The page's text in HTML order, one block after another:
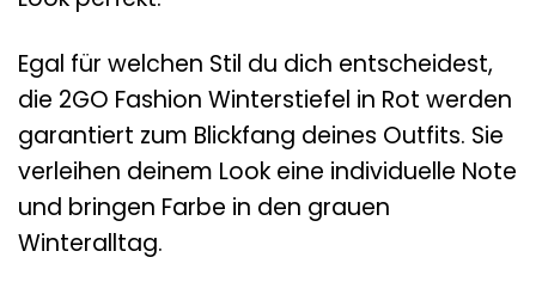
Egal für welchen Stil du dich entscheidest,
die 2GO Fashion Winterstiefel in Rot werden
garantiert zum Blickfang deines Outfits. Sie
verleihen deinem Look eine individuelle Note
und bringen Farbe in den grauen
Winteralltag.